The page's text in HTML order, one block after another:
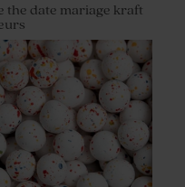
the date mariage kraft